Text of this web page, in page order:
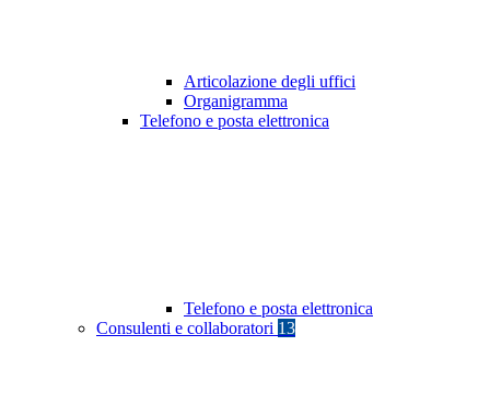
Articolazione degli uffici
Organigramma
Telefono e posta elettronica
Telefono e posta elettronica
Consulenti e collaboratori 13